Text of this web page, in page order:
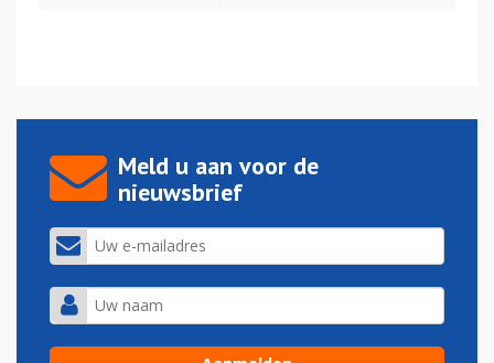
Meld u aan voor de
nieuwsbrief